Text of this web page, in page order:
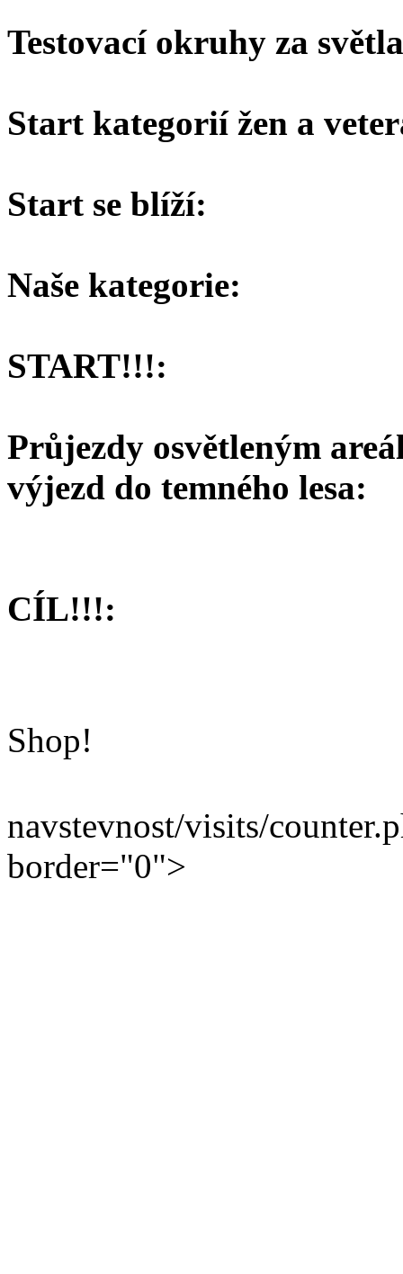
Testovací okruhy za
Start kategorií žen a
Start se blíží:
Naše kategorie:
START!!!:
Průjezdy osvětleným
výjezd do temného lesa:
CÍL!!!:
Shop!
navstevnost/visits/
border="0">